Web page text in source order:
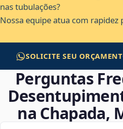
nas tubulações?
Nossa equipe atua com rapidez
SOLICITE SEU
Perguntas
na Chapada,